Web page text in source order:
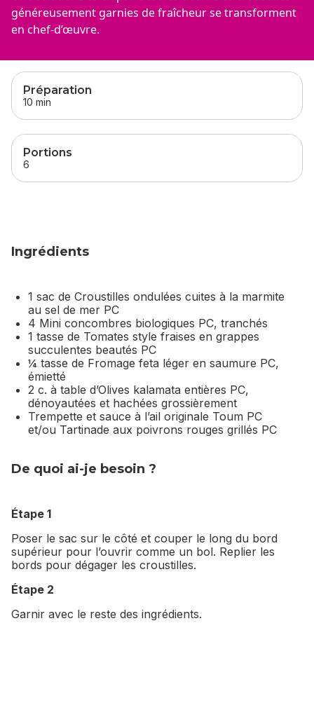
généreusement garnies de fraîcheur se transforment
en chef-d’œuvre.
sauter
Préparation
10 min
Portions
6
Ingrédients
1 sac de Croustilles ondulées cuites à la marmite
au sel de mer PC
4 Mini concombres biologiques PC, tranchés
1 tasse de Tomates style fraises en grappes
succulentes beautés PC
¼ tasse de Fromage feta léger en saumure PC,
émietté
2 c. à table d’Olives kalamata entières PC,
dénoyautées et hachées grossièrement
Trempette et sauce à l’ail originale Toum PC
et/ou Tartinade aux poivrons rouges grillés PC
De quoi ai-je besoin ?
Étape 1
Poser le sac sur le côté et couper le long du bord
supérieur pour l’ouvrir comme un bol. Replier les
bords pour dégager les croustilles.
Étape 2
Garnir avec le reste des ingrédients.